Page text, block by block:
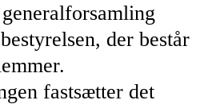
bestyrelsen, der består
fastsætter det